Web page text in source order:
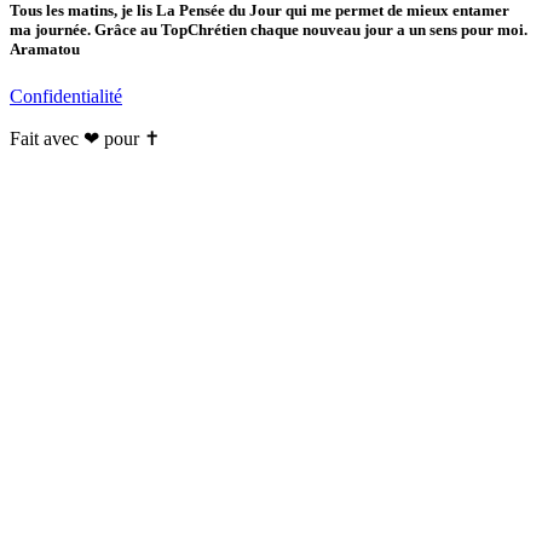
Tous les matins, je lis La Pensée du Jour qui me permet de mieux entamer
ma journée. Grâce au TopChrétien chaque nouveau jour a un sens pour moi.
Aramatou
Confidentialité
Fait avec ❤ pour ✝️️